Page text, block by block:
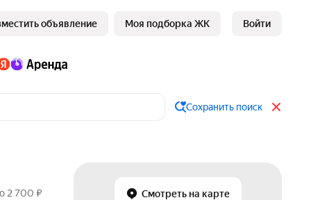
объявление Моя подборка ЖК Войти
Сохранить поиск
Смотреть на карте
2 700 ₽